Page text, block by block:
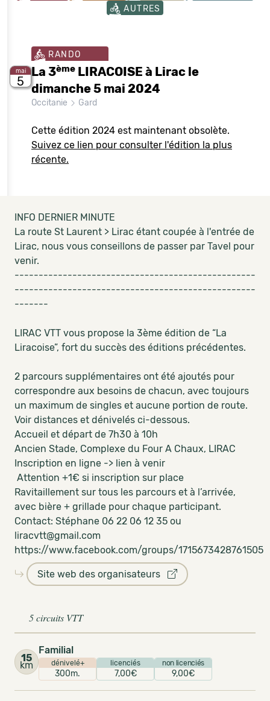
AUTRES
mai
5
RANDO
La 3ème LIRACOISE à Lirac le
dimanche 5 mai 2024
Occitanie Gard
Cette édition 2024 est maintenant obsolète.
Suivez ce lien pour consulter l'édition la plus
récente.
INFO DERNIER MINUTE
La route St Laurent > Lirac étant coupée à l'entrée de
Lirac, nous vous conseillons de passer par Tavel pour
venir.
--------------------------------------------------
--------------------------------------------------
-------
LIRAC VTT vous propose la 3ème édition de “La
Liracoise”, fort du succès des éditions précédentes.
2 parcours supplémentaires ont été ajoutés pour
correspondre aux besoins de chacun, avec toujours
un maximum de singles et aucune portion de route.
Voir distances et dénivelés ci-dessous.
Accueil et départ de 7h30 à 10h
Ancien Stade, Complexe du Four A Chaux, LIRAC
Inscription en ligne -> lien à venir
Attention +1€ si inscription sur place
Ravitaillement sur tous les parcours et à l’arrivée,
avec bière + grillade pour chaque participant.
Contact: Stéphane 06 22 06 12 35 ou
liracvtt@gmail.com
https://www.facebook.com/groups/1715673428761505
Site web des organisateurs
5 circuits VTT
15
km
Familial
dénivelé+
300m.
licenciés
7,00€
non licenciés
9,00€